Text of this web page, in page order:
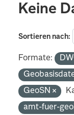
Keine
Sortieren nach
Formate:
GeoSN
amt-fuer-